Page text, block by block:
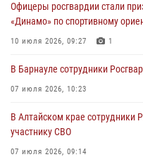
Офицеры росгвардии стали
«Динамо» по спортивному
10 июля 2026, 09:27 1
В Барнауле сотрудники
07 июля 2026, 10:23
В Алтайском крае сотрудники
участнику СВО
07 июля 2026, 09:14